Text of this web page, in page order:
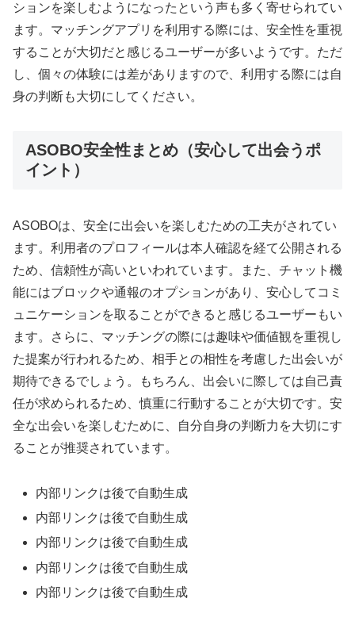
ションを楽しむようになったという声も多く寄せられてい
ます。マッチングアプリを利用する際には、安全性を重視
することが大切だと感じるユーザーが多いようです。ただ
し、個々の体験には差がありますので、利用する際には自
身の判断も大切にしてください。
ASOBO安全性まとめ（安心して出会うポ
イント）
ASOBOは、安全に出会いを楽しむための工夫がされてい
ます。利用者のプロフィールは本人確認を経て公開される
ため、信頼性が高いといわれています。また、チャット機
能にはブロックや通報のオプションがあり、安心してコミ
ュニケーションを取ることができると感じるユーザーもい
ます。さらに、マッチングの際には趣味や価値観を重視し
た提案が行われるため、相手との相性を考慮した出会いが
期待できるでしょう。もちろん、出会いに際しては自己責
任が求められるため、慎重に行動することが大切です。安
全な出会いを楽しむために、自分自身の判断力を大切にす
ることが推奨されています。
内部リンクは後で自動生成
内部リンクは後で自動生成
内部リンクは後で自動生成
内部リンクは後で自動生成
内部リンクは後で自動生成